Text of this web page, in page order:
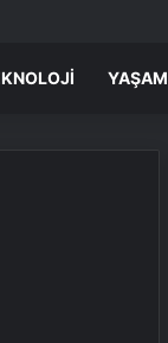
YAŞAM